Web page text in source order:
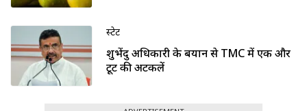
स्टेट
शुभेंदु अधिकारी के बयान से TMC में एक और
टूट की अटकलें